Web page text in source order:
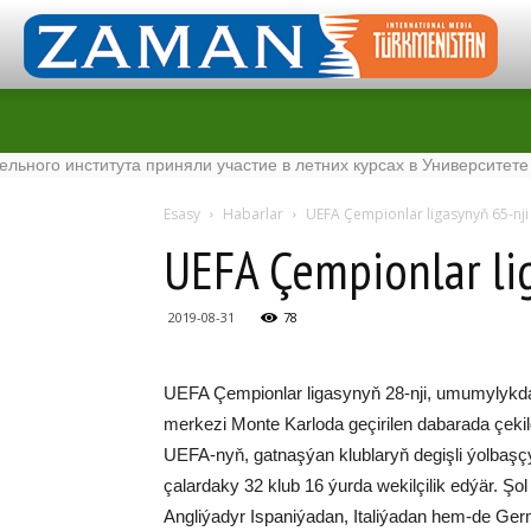
приняли участие в летних курсах в Университете
Esasy Habarlar UEFA Çem­pi­on­lar li­ga­sy­nyň 65-
UEFA Çem­pi­on­lar
2019-08-31 78
UEFA Çem­pi­on­lar li­ga­sy­nyň 28-nji,
mer­ke­zi Mon­te Kar­lo­da ge­çi­ri­len da­ba­ra­da
UEFA-nyň, gat­naş­ýan klub­la­ryň de­giş­li
ça­lar­da­ky 32 klub 16 ýur­da we­kil­çi­lik ed­ýär.
Ang­li­ýa­dyr Is­pa­ni­ýa­dan, Ita­li­ýa­dan hem-de